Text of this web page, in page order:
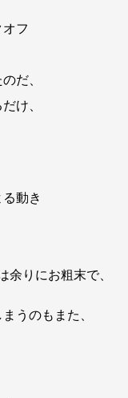
フ
だ、
け、
動き
余りにお粗末で、
うのもまた、